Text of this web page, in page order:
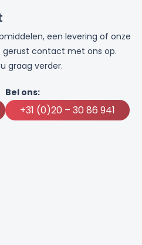
een levering of onze
gerust contact met ons op.
graag verder.
Bel ons:
+31 (0)20 – 30 86 941